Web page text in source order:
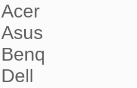
Acer
Asus
Benq
Dell